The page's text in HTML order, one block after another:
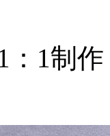
：1制